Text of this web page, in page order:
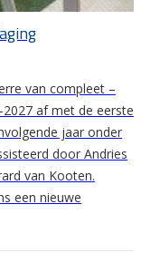
van compleet –
af met de eerste
jaar onder
door Andries
van Kooten.
een nieuwe